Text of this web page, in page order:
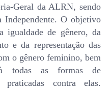
Geral da ALRN, sendo
O objetivo
igualdade de gênero, da
e da representação das
o gênero feminino, bem
todas as formas de
contra elas.